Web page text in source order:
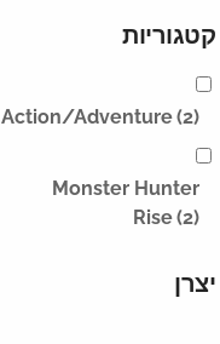
קטגוריות
Action/Adventure(2)
Monster Hunter
Rise(2)
יצרן